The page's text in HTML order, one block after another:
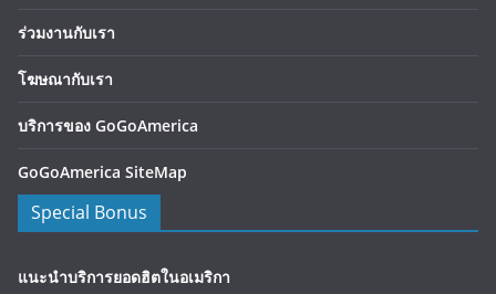
ร่วมงานกับเรา
โฆษณากับเรา
บริการของ GoGoAmerica
GoGoAmerica SiteMap
Special Bonus
แนะนำบริการยอดฮิตในอเมริกา